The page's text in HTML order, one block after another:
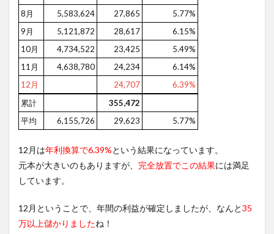
8月
5,583,624 27,865
5.77%
9月
5,121,872 28,617
6.15%
10月
4,734,522 23,425
5.49%
11月
4,638,780 24,234
6.14%
12月
24,707
6.39%
累計
355,472
平均
6,155,726 29,623 5.77%
12月は年利換算で6.39%という結果になっています。
元本が大きいのもありますが、 完全放置でこの結果には満足
しています。
12月ということで、年間の利益が確定しましたが、なんと35
万以上儲かりましたね！